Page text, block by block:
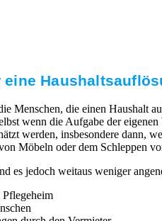
eine
Menschen, die einen Haushalt
wenn die Aufgabe der
werden, insbesondere dann,
Möbeln oder dem Schleppen
es jedoch weitaus weniger